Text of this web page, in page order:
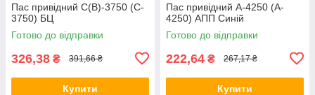
Пас привідний C(В)-3750 (C-
3750) БЦ
Готово до відправки
326,38 ₴ 391,66 ₴
Купити
Пас привідний A-4250 (A-
4250) АПП Синій
Готово до відправки
222,64 ₴ 267,17 ₴
Купити